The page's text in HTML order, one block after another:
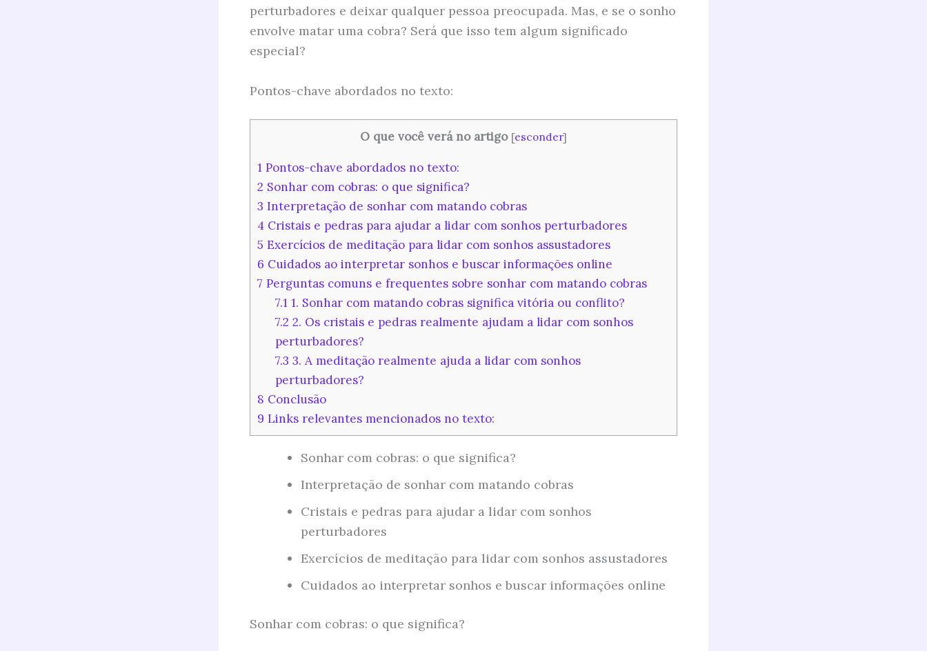
perturbadores e deixar qualquer pessoa preocupada. Mas, e se o sonho
envolve matar uma cobra? Será que isso tem algum significado
especial?
Pontos-chave abordados no texto:
O que você verá no artigo [esconder]
1 Pontos-chave abordados no texto:
2 Sonhar com cobras: o que significa?
3 Interpretação de sonhar com matando cobras
4 Cristais e pedras para ajudar a lidar com sonhos perturbadores
5 Exercícios de meditação para lidar com sonhos assustadores
6 Cuidados ao interpretar sonhos e buscar informações online
7 Perguntas comuns e frequentes sobre sonhar com matando cobras
7.11. Sonhar com matando cobras significa vitória ou conflito?
7.2 2. Os cristais e pedras realmente ajudam a lidar com sonhos
perturbadores?
7.3 3. A meditação realmente ajuda a lidar com sonhos
perturbadores?
8 Conclusão
9 Links relevantes mencionados no texto:
Sonhar com cobras: o que significa?
Interpretação de sonhar com matando cobras
Cristais e pedras para ajudar a lidar com sonhos
perturbadores
Exercícios de meditação para lidar com sonhos assustadores
Cuidados ao interpretar sonhos e buscar informações online
Sonhar com cobras: o que significa?